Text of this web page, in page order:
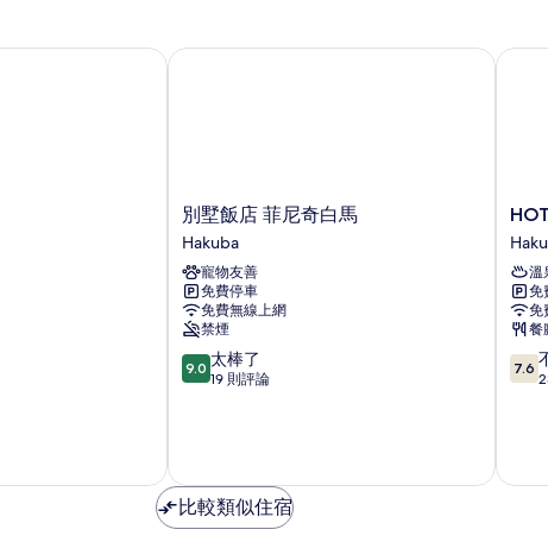
別
墅
飯
店
菲
尼
奇
白
馬
別墅飯店 菲尼奇白馬
Hakuba
寵物友善
免費停車
免費無線上網
禁煙
9.0
分，
太
棒
了，
9.0 太棒了
19 則評論
別墅飯店 菲尼奇白馬
24
溫
免
免
餐
7.6
分，
不
7.6
比較類似住宿